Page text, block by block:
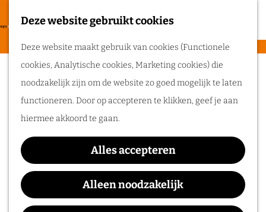
Deze website gebruikt cookies
Deze website maakt gebruik van cookies (Functionele
cookies, Analytische cookies, Marketing cookies) die
noodzakelijk zijn om de website zo goed mogelijk te laten
functioneren. Door op accepteren te klikken, geef je aan
hiermee akkoord te gaan.
Alles accepteren
Alleen noodzakelijk
a
F
a
v
o
r
i
e
e
M
e
n
u
Routes
Wandelen
Routeplanner
Ga op pad in